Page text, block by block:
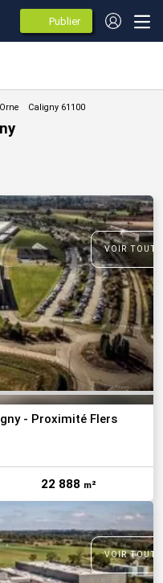
Publier
des
annonces
VOIR
- Proximité Flers
22 888 m²
VOIR